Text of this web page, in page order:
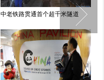
中老铁路贯通首个超千米隧道